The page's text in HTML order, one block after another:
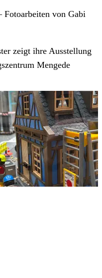
Fotoarbeiten von Gabi
zeigt ihre Ausstellung
Mengede